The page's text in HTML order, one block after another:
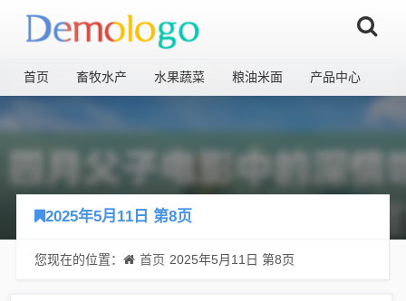
首页 畜牧水产 水果蔬菜 粮油米面 产品中心
2025年5月11日 第8页
您现在的位置： 首页 2025年5月11日 第8页